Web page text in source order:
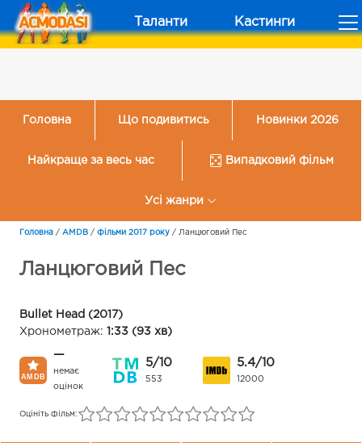
Таланти Кастинги
Головна Що подивитись Новинки 2026
Найкраще за весь час Випадковий фільм
Усі жанри
Головна / AMDB / Фільми 2017 року / Ланцюговий Пес
Ланцюговий Пес
Bullet Head (2017)
Хронометраж: 1:33 (93 хв)
—
немає
оцінок
5/10
553
5.4/10
12000
Оцініть фільм: